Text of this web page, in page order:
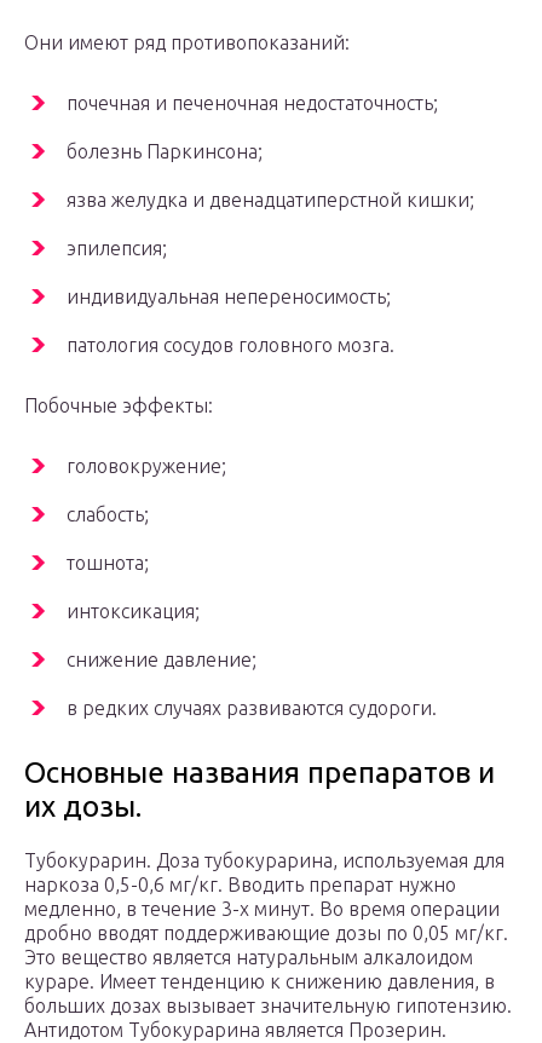
Они имеют ряд противопоказаний:
почечная и печеночная недостаточность;
болезнь Паркинсона;
язва желудка и двенадцатиперстной кишки;
эпилепсия;
индивидуальная непереносимость;
патология сосудов головного мозга.
Побочные эффекты:
головокружение;
слабость;
тошнота;
интоксикация;
снижение давление;
в редких случаях развиваются судороги.
Основные названия препаратов и
их дозы.
Тубокурарин. Доза тубокурарина, используемая для
наркоза 0,5-0,6 мг/кг. Вводить препарат нужно
медленно, в течение 3-х минут. Во время операции
дробно вводят поддерживающие дозы по 0,05 мг/кг.
Это вещество является натуральным алкалоидом
кураре. Имеет тенденцию к снижению давления, в
больших дозах вызывает значительную гипотензию.
Антидотом Тубокурарина является Прозерин.